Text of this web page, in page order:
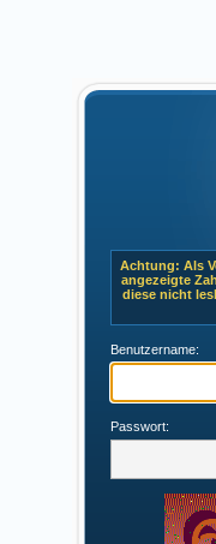
Achtung: Als
angezeigte
diese nicht
Benutzername:
Passwort: